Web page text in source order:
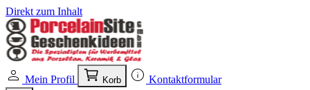
Direkt zum Inhalt
Mein Profil Korb Kontaktformular